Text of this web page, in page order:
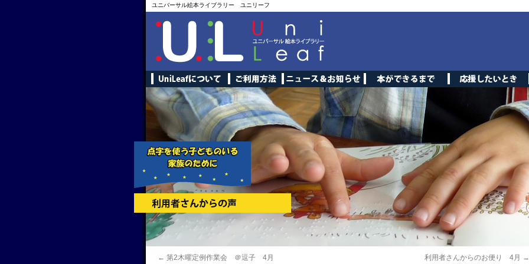
ユニバーサル絵本ライブラリー ユニリーフ
← 第2木曜定例作業会 ＠逗子 4月 利用者さんからのお便り 4月 →